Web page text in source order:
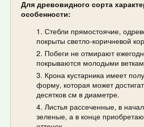
Для древовидного сорта
особенности:
Стебли прямостоячие,
покрыты светло-коричневой
Побеги не отмирают
покрываются молодыми
Крона кустарника имеет
форму, которая может
десятков см в диаметре.
Листья рассеченные, в
зеленые, а в конце